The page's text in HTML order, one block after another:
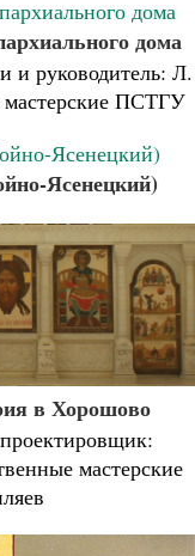
дома
и руководитель: Л.
мастерские ПСТГУ
Ясенецкий)
в Хорошово
мастерские